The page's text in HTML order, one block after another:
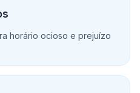
horário ocioso e prejuízo